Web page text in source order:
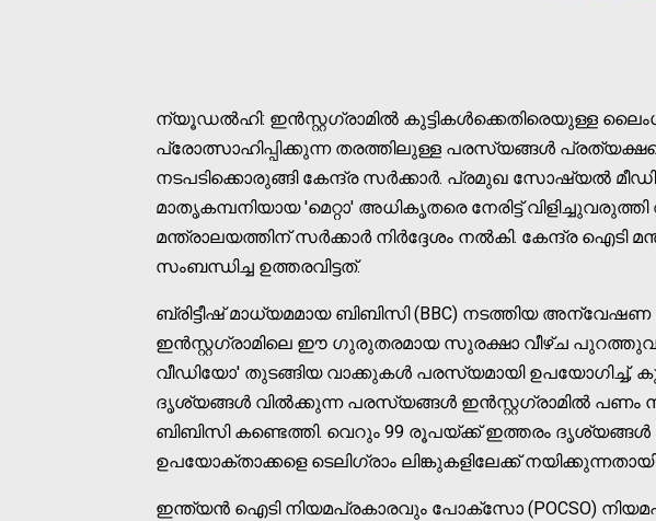
ന്യൂഡൽഹി: ഇൻസ്റ്റഗ്രാമിൽ കുട്ടികൾക്കെതിരെയുള്ള
പ്രോത്സാഹിപ്പിക്കുന്ന തരത്തിലുള്ള പരസ്യങ്ങൾ
നടപടിക്കൊരുങ്ങി കേന്ദ്ര സർക്കാർ. പ്രമുഖ സോഷ്യൽ
മാതൃകമ്പനിയായ 'മെറ്റാ' അധികൃതരെ നേരിട്ട്
മന്ത്രാലയത്തിന് സർക്കാർ നിർദ്ദേശം നൽകി. കേന്ദ്ര ഐടി
സംബന്ധിച്ച ഉത്തരവിട്ടത്.
ബ്രിട്ടീഷ് മാധ്യമമായ ബിബിസി (BBC) നടത്തിയ അന്വേഷണ
ഇൻസ്റ്റഗ്രാമിലെ ഈ ഗുരുതരമായ സുരക്ഷാ വീഴ്ച
വീഡിയോ' തുടങ്ങിയ വാക്കുകൾ പരസ്യമായി ഉപയോഗിച്ച്,
ദൃശ്യങ്ങൾ വിൽക്കുന്ന പരസ്യങ്ങൾ ഇൻസ്റ്റഗ്രാമിൽ പണം
ബിബിസി കണ്ടെത്തി. വെറും 99 രൂപയ്ക്ക് ഇത്തരം ദൃശ്യങ്ങൾ
ഉപയോക്താക്കളെ ടെലിഗ്രാം ലിങ്കുകളിലേക്ക്
ഇന്ത്യൻ ഐടി നിയമപ്രകാരവും പോക്‌സോ (POCSO)